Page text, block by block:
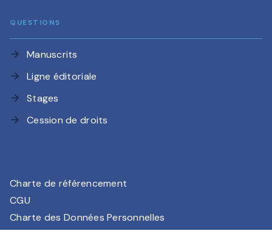
QUESTIONS
arrow_forward Manuscrits
arrow_forward Ligne éditoriale
arrow_forward Stages
arrow_forward Cession de droits
Charte de référencement
CGU
Charte des Données Personnelles
Mentions légales